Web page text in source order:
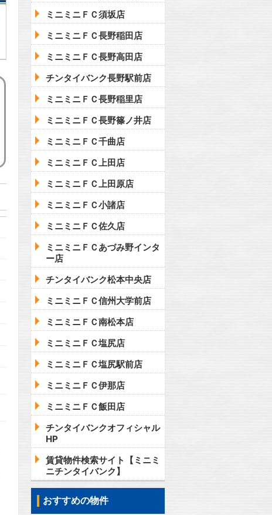
ミニミニＦＣ須坂店
ミニミニＦＣ長野稲田店
ミニミニＦＣ長野高田店
チンタイバンク長野駅前店
ミニミニＦＣ長野稲里店
ミニミニＦＣ長野篠ノ井店
ミニミニＦＣ千曲店
ミニミニＦＣ上田店
ミニミニＦＣ上田原店
ミニミニＦＣ小諸店
ミニミニＦＣ佐久店
ミニミニＦＣあづみ野インタ
ー店
チンタイバンク松本中央店
ミニミニＦＣ信州大学前店
ミニミニＦＣ南松本店
ミニミニＦＣ塩尻店
ミニミニＦＣ塩尻駅前店
ミニミニＦＣ伊那店
ミニミニＦＣ飯田店
チンタイバンクオフィシャル
HP
賃貸物件検索サイト【ミニミ
ニチンタイバンク】
おすすめの物件